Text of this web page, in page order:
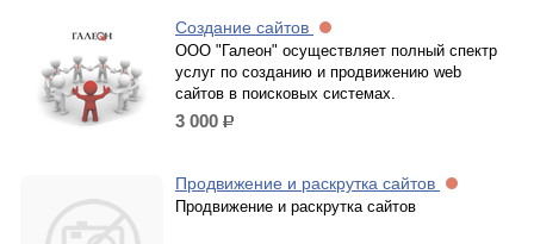
Создание сайтов
ООО "Галеон" осуществляет полный спектр
услуг по созданию и продвижению web
сайтов в поисковых системах.
3 000 р.
Продвижение и раскрутка сайтов
Продвижение и раскрутка сайтов